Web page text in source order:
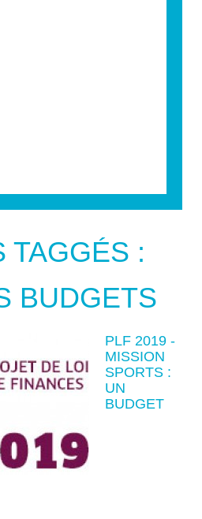
TAGGÉS :
BUDGETS
PLF 2019 -
MISSION
SPORTS :
UN
BUDGET